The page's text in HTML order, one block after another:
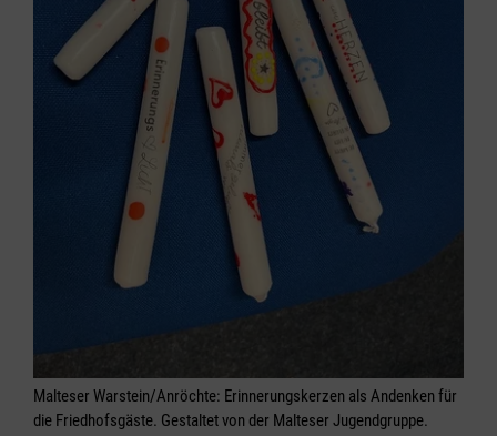
Malteser Warstein/Anröchte: Erinnerungskerzen als Andenken für
die Friedhofsgäste. Gestaltet von der Malteser Jugendgruppe.